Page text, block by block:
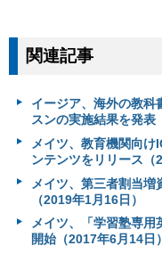
関連記事
イージア、海外の教科
スンの実施結果を発表
メイツ、教育機関向
ンテンツをリリース（
メイツ、第三者割当
（2019年1月16日）
メイツ、「学習塾専用
開始（2017年6月14日）